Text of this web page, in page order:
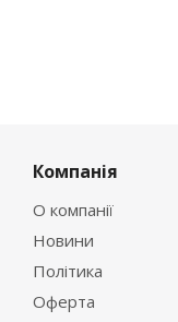
Компанія
О компанії
Новини
Політика
Оферта